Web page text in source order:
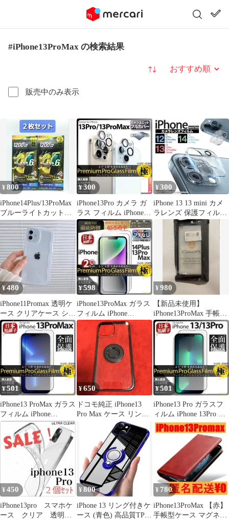
#iPhone13ProMax の検索結果
販売中のみ表示
並び替え
¥800
iPhone14Plus/13ProMax
ブルーライトカットガ
ラスフィルム2枚組
¥300
iPhone13Pro カメラ ガ
ラス フィルム iPhone
13ProMax
¥300
iPhone 13 13 mini カメ
ラレンズ 保護フィルム
カバー
¥480
iPhone11Promax 透明ケ
ース クリアケース シン
プルケース 透明
¥598
iPhone13ProMax ガラス
フィルム iPhone
13ProMax
¥980
【新品未使用】
iPhone13ProMax 手帳型
レザーケース 黒
¥501
iPhone13 ProMax ガラス
フィルム iPhone
13ProMax
¥650
ドコモ純正 iPhone13
Pro Max ケース リング
ハイブリッドケース
¥501
iPhone13 Pro ガラスフ
ィルム iPhone 13Pro 旭
硝子
¥ 450
iPhone13pro スマホケ
ース クリア 透明ケ
¥ 800
iPhone 13 リング付きケ
ース (青色) 高品質TPU
¥ 780
iPhone13ProMax 【赤】
手帳型ケース マグネッ